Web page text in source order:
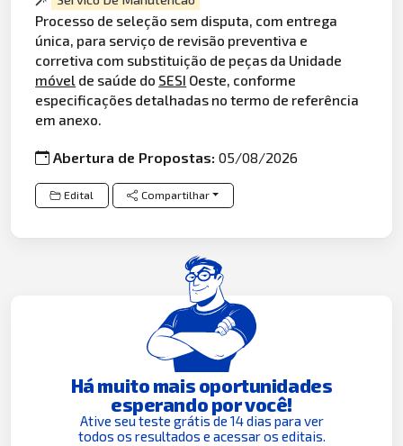
Processo de seleção sem disputa, com entrega
única, para serviço de revisão preventiva e
corretiva com substituição de peças da Unidade
móvel de saúde do SESI Oeste, conforme
especificações detalhadas no termo de referência
em anexo.
Abertura de Propostas:05/08/2026
Edital Compartilhar
Há muito mais oportunidades
esperando por você!
Ative seu teste grátis de 14 dias para ver
todos os resultados e acessar os editais.